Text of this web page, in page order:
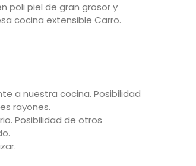
poli piel de gran grosor y
cocina extensible Carro.
a nuestra cocina. Posibilidad
rayones.
Posibilidad de otros